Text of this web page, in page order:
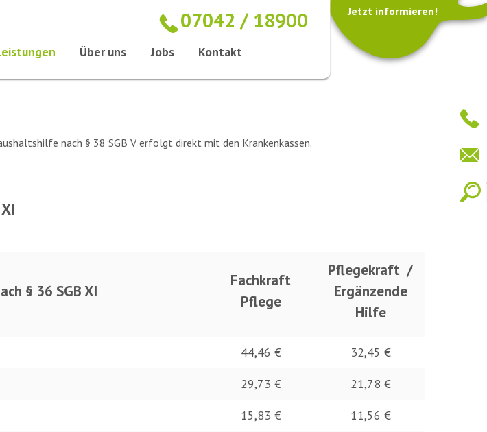
07042 / 18900
Über uns Jobs Kontakt
Jetzt informieren!
nach § 38 SGB V erfolgt direkt mit den Krankenkassen.
§ 36 SGB XI
Fachkraft
Pflege
Pflegekraft /
Ergänzende
Hilfe
44,46 €
32,45 €
29,73 €
21,78 €
15,83 €
11,56 €